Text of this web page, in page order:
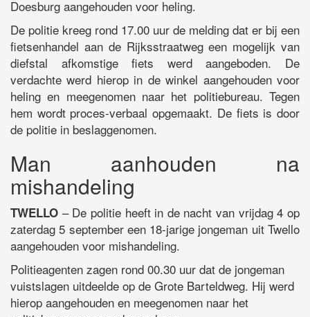
Doesburg aangehouden voor heling.
De politie kreeg rond 17.00 uur de melding dat er bij een
fietsenhandel aan de Rijksstraatweg een mogelijk van
diefstal afkomstige fiets werd aangeboden. De
verdachte werd hierop in de winkel aangehouden voor
heling en meegenomen naar het politiebureau. Tegen
hem wordt proces-verbaal opgemaakt. De fiets is door
de politie in beslaggenomen.
Man aanhouden na
mishandeling
TWELLO – De politie heeft in de nacht van vrijdag 4 op
zaterdag 5 september een 18-jarige jongeman uit Twello
aangehouden voor mishandeling.
Politieagenten zagen rond 00.30 uur dat de jongeman
vuistslagen uitdeelde op de Grote Barteldweg. Hij werd
hierop aangehouden en meegenomen naar het